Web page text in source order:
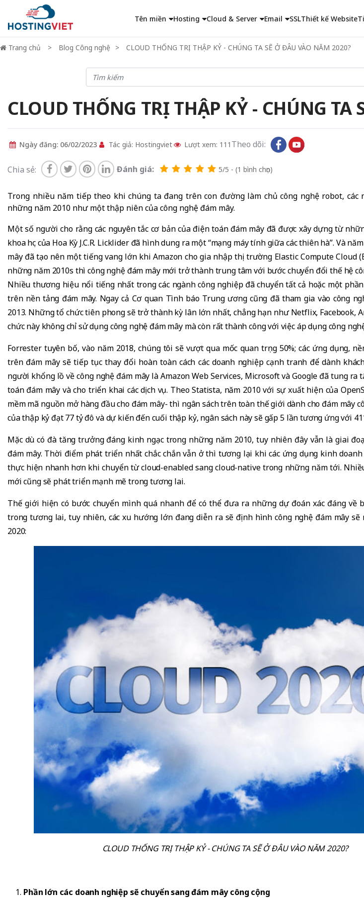
Tên miền Hosting Cloud & Server Email SSLThiết kế Website
Trang chủ Blog Công nghệ CLOUD THỐNG TRỊ THẬP KỶ - CHÚNG TA SẼ Ở ĐÂU VÀO NĂM 2020?
CLOUD THỐNG TRỊ THẬP KỶ - CHÚNG
Ngày đăng: 06/02/2023 Tác giả: Hostingviet Lượt xem: 111 Theo dõi:
Chia sẻ: Đánh giá: 5/5 - (1 bình chọn)
Trong nhiều năm tiếp theo khi chúng ta đang trên con đường làm chủ công nghệ robot, các
những năm 2010 như một thập niên của công nghệ đám mây.
Một số người cho rằng các nguyên tắc cơ bản của điện toán đám mây đã được xây dựng từ
khoa học của Hoa Kỳ J.C.R. Licklider đã hình dung ra một “mạng máy tính giữa các thiên hà”. Và
mây đã tạo nên một tiếng vang lớn khi Amazon cho gia nhập thị trường Elastic Compute Cloud
những năm 2010s thì công nghệ đám mây mới trở thành trung tâm với bước chuyển đổi thế hệ
Nhiều thương hiệu nổi tiếng nhất trong các ngành công nghiệp đã chuyển tất cả hoặc một phần
trên nền tảng đám mây. Ngay cả Cơ quan Tình báo Trung ương cũng đã tham gia vào công
2013. Những tổ chức tiên phong sẽ trở thành kỳ lân lớn nhất, chẳng hạn như Netflix, Facebook,
chức này không chỉ sử dụng công nghệ đám mây mà còn rất thành công với việc áp dụng công
Forrester tuyên bố, vào năm 2018, chúng tôi sẽ vượt qua mốc quan trọng 50%; các ứng dụng,
trên đám mây sẽ tiếp tục thay đổi hoàn toàn cách các doanh nghiệp cạnh tranh để dành
người khổng lồ về công nghệ đám mây là Amazon Web Services, Microsoft và Google đã tung ra
toán đám mây và cho triển khai các dịch vụ. Theo Statista, năm 2010 với sự xuất hiện của
mềm mã nguồn mở hàng đầu cho đám mây- thì ngân sách trên toàn thế giới dành cho đám mây
của thập kỷ đạt 77 tỷ đô và dự kiến đến cuối thập kỷ, ngân sách này sẽ gấp 5 lần tương ứng với
Mặc dù có đà tăng trưởng đáng kinh ngạc trong những năm 2010, tuy nhiên đây vẫn là giai
đám mây. Thời điểm phát triển nhất chắc chắn vẫn ở thì tương lại khi các ứng dụng kinh
thực hiện nhanh hơn khi chuyển từ cloud-enabled sang cloud-native trong những năm tới.
mới cũng sẽ phát triển mạnh mẽ trong tương lai.
Thế giới hiện có bước chuyển mình quá nhanh để có thể đưa ra những dự đoán xác đáng về
trong tương lai, tuy nhiên, các xu hướng lớn đang diễn ra sẽ định hình công nghệ đám mây sẽ
2020:
CLOUD THỐNG TRỊ THẬP KỶ - CHÚNG TA SẼ Ở ĐÂU VÀO NĂM 2020?
Phần lớn các doanh nghiệp sẽ chuyển sang đám mây công cộng